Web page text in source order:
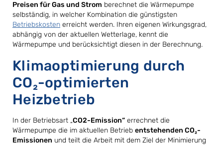
Preisen für Gas und Strom berechnet die Wärmepumpe
selbständig, in welcher Kombination die günstigsten
Betriebskosten erreicht werden. Ihren eigenen Wirkungsgrad,
abhängig von der aktuellen Wetterlage, kennt die
Wärmepumpe und berücksichtigt diesen in der Berechnung.
Klimaoptimierung durch
CO₂-optimierten
Heizbetrieb
In der Betriebsart „CO2-Emission“ errechnet die
Wärmepumpe die im aktuellen Betrieb entstehenden CO₂-
Emissionen und teilt die Arbeit mit dem Ziel der Minimierung